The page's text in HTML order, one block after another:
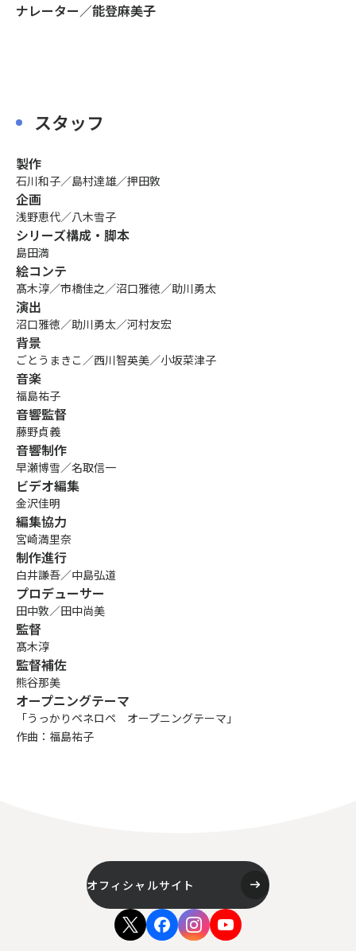
ナレーター／能登麻美子
スタッフ
製作
石川和子／島村達雄／押田敦
企画
浅野恵代／八木雪子
シリーズ構成・脚本
島田満
絵コンテ
髙木淳／市橋佳之／沼口雅徳／助川勇太
演出
沼口雅徳／助川勇太／河村友宏
背景
ごとうまきこ／西川智英美／小坂菜津子
音楽
福島祐子
音響監督
藤野貞義
音響制作
早瀬博雪／名取信一
ビデオ編集
金沢佳明
編集協力
宮崎満里奈
制作進行
白井謙吾／中島弘道
プロデューサー
田中敦／田中尚美
監督
髙木淳
監督補佐
熊谷那美
オープニングテーマ
「うっかりペネロペ オープニングテーマ」
作曲：福島祐子
オフィシャルサイト